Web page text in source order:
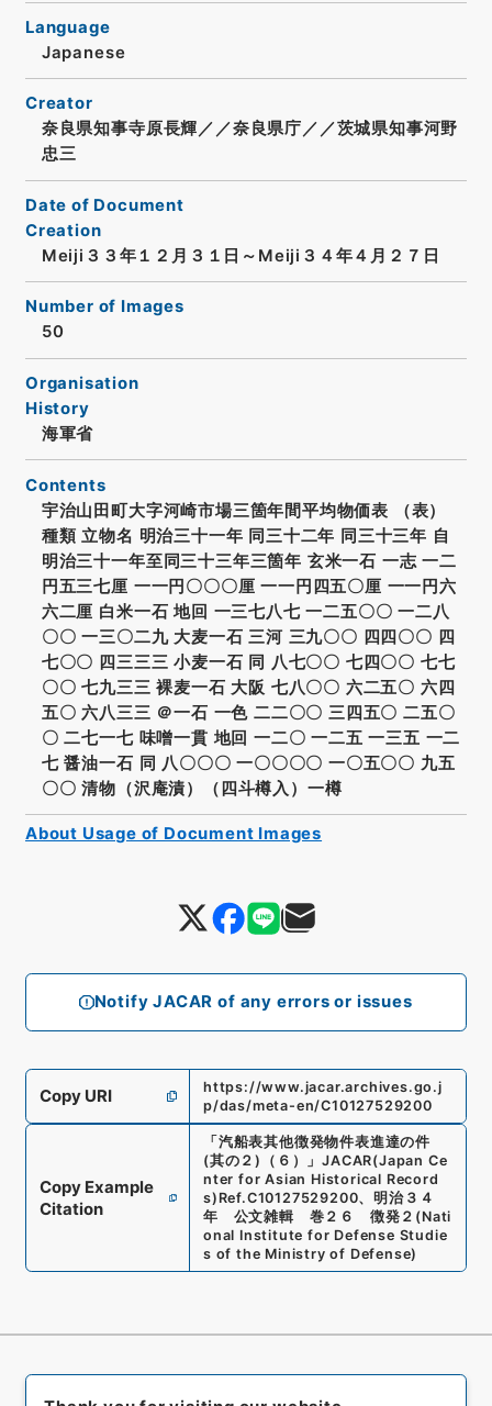
Notify JACAR of any errors or issues
Language
Japanese
Creator
奈良県知事寺原長輝／／奈良県庁／／茨城県知事河野
忠三
Date of Document
Creation
Meiji３３年１２月３１日～Meiji３４年４月２７日
Number of Images
50
Organisation
History
海軍省
Contents
宇治山田町大字河崎市場三箇年間平均物価表 （表）
種類 立物名 明治三十一年 同三十二年 同三十三年 自
明治三十一年至同三十三年三箇年 玄米一石 一志 一二
円五三七厘 一一円〇〇〇厘 一一円四五〇厘 一一円六
六二厘 白米一石 地回 一三七八七 一二五〇〇 一二八
〇〇 一三〇二九 大麦一石 三河 三九〇〇 四四〇〇 四
七〇〇 四三三三 小麦一石 同 八七〇〇 七四〇〇 七七
〇〇 七九三三 裸麦一石 大阪 七八〇〇 六二五〇 六四
五〇 六八三三 ＠一石 一色 二二〇〇 三四五〇 二五〇
〇 二七一七 味噌一貫 地回 一二〇 一二五 一三五 一二
七 醤油一石 同 八〇〇〇 一〇〇〇〇 一〇五〇〇 九五
〇〇 清物（沢庵漬）（四斗樽入）一樽
Copy URI
https://www.jacar.archives.go.j
p/das/meta-en/C10127529200
Copy Example
Citation
「 汽船表其他徴発物件表進達の件
(其の２)（６）
」JACAR(Japan Ce
nter for Asian Historical Record
s) Ref.C10127529200、明治３４
年 公文雑輯 巻２６ 徴発２ (Nati
onal Institute for Defense Studie
s of the Ministry of Defense)
About Usage of Document Images